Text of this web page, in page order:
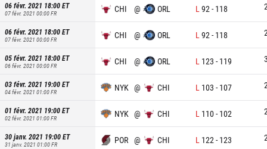
06 févr. 2021 18:00ET
07 févr. 2021 00:00FR CHI @ ORL L 92 - 118
06 févr. 2021 18:00ET
07 févr. 2021 00:00FR CHI @ ORL L 92 - 118
05 févr. 2021 18:00ET
06 févr. 2021 00:00FR CHI @ ORL L 123 - 119
03 févr. 2021 19:00ET
04 févr. 2021 01:00FR NYK @ CHI L 103 - 107
01 févr. 2021 19:00ET
02 févr. 2021 01:00FR NYK @ CHI L 110- 102
30 janv. 2021 19:00ET
31 janv. 2021 01:00FR POR @ CHI L 122 - 123